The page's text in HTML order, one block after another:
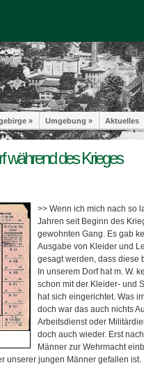
» Umgebung » Aktuelles
während des Krieges
>> Wenn ich mich nach so
Jahren seit Beginn des
gewohnten Gang. Es gab
Ausgabe von Kleider und
gesagt werden, dass diese
In unserem Dorf hat m. W.
schon mit der Kleider- und
hat sich eingerichtet. Was
doch war das auch nichts
Arbeitsdienst oder
doch auch wieder. Erst
Männer zur Wehrmacht
unserer jungen Männer gefallen ist.